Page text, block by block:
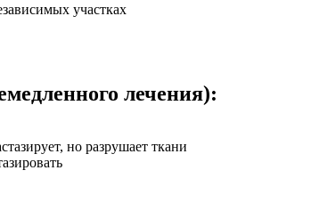
участках
лечения):
но разрушает ткани